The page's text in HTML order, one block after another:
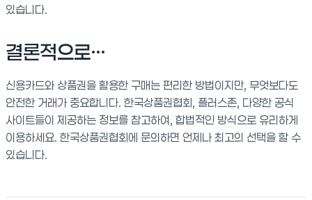
있습니다.
결론적으로…
신용카드와 상품권을 활용한 구매는 편리한 방법이지만, 무엇보다도
안전한 거래가 중요합니다. 한국상품권협회, 플러스존, 다양한 공식
사이트들이 제공하는 정보를 참고하여, 합법적인 방식으로 유리하게
이용하세요. 한국상품권협회에 문의하면 언제나 최고의 선택을 할 수
있습니다.